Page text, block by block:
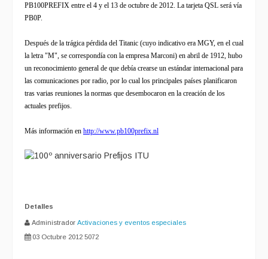
PB100PREFIX entre el 4 y el 13 de octubre de 2012. La tarjeta QSL será vía
PB0P.
Después de la trágica pérdida del Titanic (cuyo indicativo era MGY, en el cual
la letra "M", se correspondía con la empresa Marconi) en abril de 1912, hubo
un reconocimiento general de que debía crearse un estándar internacional para
las comunicaciones por radio, por lo cual los principales países planificaron
tras varias reuniones la normas que desembocaron en la creación de los
actuales prefijos.
Más información en http://www.pb100prefix.nl
Detalles
Administrador Activaciones y eventos especiales
03 Octubre 2012 5072